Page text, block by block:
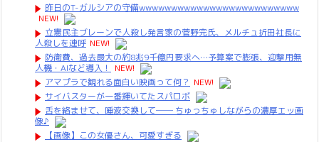
昨日のT-ガルシアの守備wwwwwwwwwwwwwwwwwwwwwwwww
NEW!
立憲民主ブレーンで人殺し発言家の菅野完氏、メルチュ折田社長に
人殺しを連呼 NEW!
防衛費、過去最大の約8兆9千億円要求へ…予算案で膨張、迎撃用無
人機・AIなど導入！
NEW!
アマプラで観れる面白い映画って何？ NEW!
サイバスターが一番輝いてたスパロボ
舌を絡ませて、唾液交換して── ちゅっちゅしながらの濃厚エッ画
像♪
【画像】この女優さん、可愛すぎる